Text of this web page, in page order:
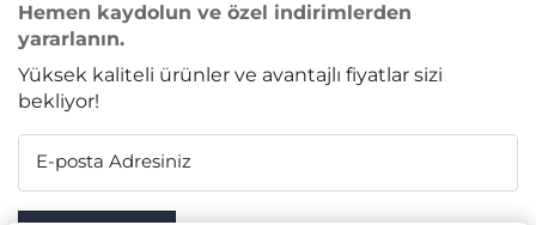
Hemen kaydolun ve özel indirimlerden
yararlanın.
Yüksek kaliteli ürünler ve avantajlı fiyatlar sizi
bekliyor!
E-posta Adresiniz